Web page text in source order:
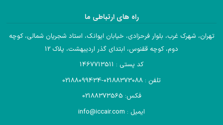
راه های ارتباطی ما
تهران، شهرک غرب، بلوار فرحزادی، خیابان ایوانک، استاد شجریان شمالی، کوچه
دوم، کوچه ققنوس، ابتدای گذر اردیبهشت، پلاک 12
کد پستی : 1467713511
تلفن : 02188373088-02188099434
فکس: 02188373565
ایمیل : info@iccair.com